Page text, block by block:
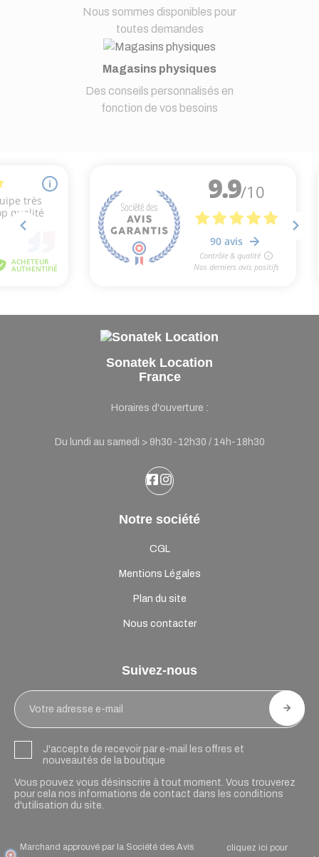
Nous sommes disponibles pour
toutes demandes
Magasins physiques
Des conseils personnalisés en
fonction de vos besoins
Sonatek Location
France
Horaires d'ouverture :
Du lundi au samedi > 9h30-12h30 / 14h-18h30
Notre société
CGL
Mentions Légales
Plan du site
Nous contacter
Suivez-nous
J'accepte de recevoir par e-mail les offres et
nouveautés de la boutique
Vous pouvez vous désinscrire à tout moment. Vous trouverez
pour cela nos informations de contact dans les conditions
d'utilisation du site.
Marchand approuvé par la Société des Avis
cliquez ici pour
.